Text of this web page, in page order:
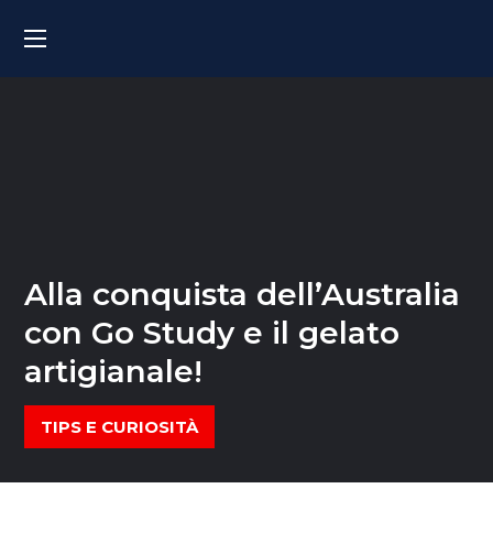
Alla conquista dell’Australia
con Go Study e il gelato
artigianale!
TIPS E CURIOSITÀ